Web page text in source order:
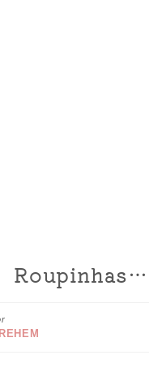
Roupinhas…